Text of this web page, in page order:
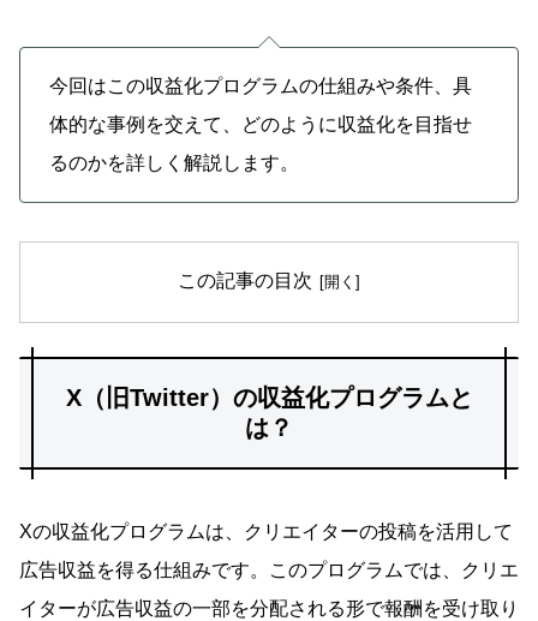
今回はこの収益化プログラムの仕組みや条件、具
体的な事例を交えて、どのように収益化を目指せ
るのかを詳しく解説します。
この記事の目次
X（旧Twitter）の収益化プログラムと
は？
Xの収益化プログラムは、クリエイターの投稿を活用して
広告収益を得る仕組みです。このプログラムでは、クリエ
イターが広告収益の一部を分配される形で報酬を受け取り